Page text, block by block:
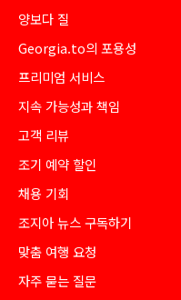
양보다 질
Georgia.to의 포용성
프리미엄 서비스
지속 가능성과 책임
고객 리뷰
조기 예약 할인
채용 기회
조지아 뉴스 구독하기
맞춤 여행 요청
자주 묻는 질문